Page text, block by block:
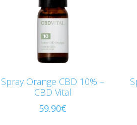
Spray Orange CBD 10% –
CBD Vital
59.90€